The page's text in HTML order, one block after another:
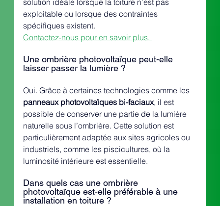
exploitable ou lorsque des contraintes
spécifiques existent.
Contactez-nous pour en savoir plus.
Une ombrière photovoltaïque peut-elle
laisser passer la lumière ?
Oui. Grâce à certaines technologies comme les
panneaux photovoltaïques bi-faciaux, il est
possible de conserver une partie de la lumière
naturelle sous l’ombrière. Cette solution est
particulièrement adaptée aux sites agricoles ou
industriels, comme les piscicultures, où la
luminosité intérieure est essentielle.
Dans quels cas une ombrière
photovoltaïque est-elle préférable à une
installation en toiture ?